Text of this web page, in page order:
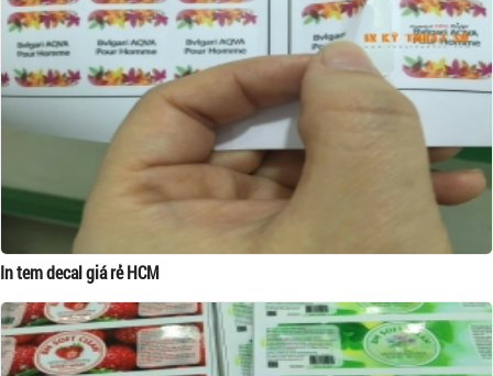
In tem decal giá rẻ HCM